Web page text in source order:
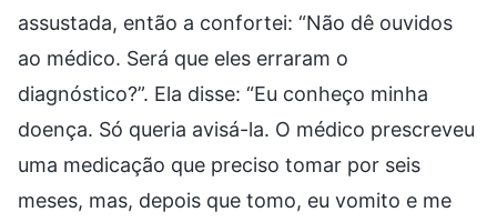
assustada, então a confortei: “Não dê ouvidos
ao médico. Será que eles erraram o
diagnóstico?”. Ela disse: “Eu conheço minha
doença. Só queria avisá-la. O médico prescreveu
uma medicação que preciso tomar por seis
meses, mas, depois que tomo, eu vomito e me